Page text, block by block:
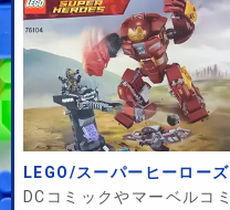
LEGO/スーパーヒーローズ
DCコミックやマーベルコミ